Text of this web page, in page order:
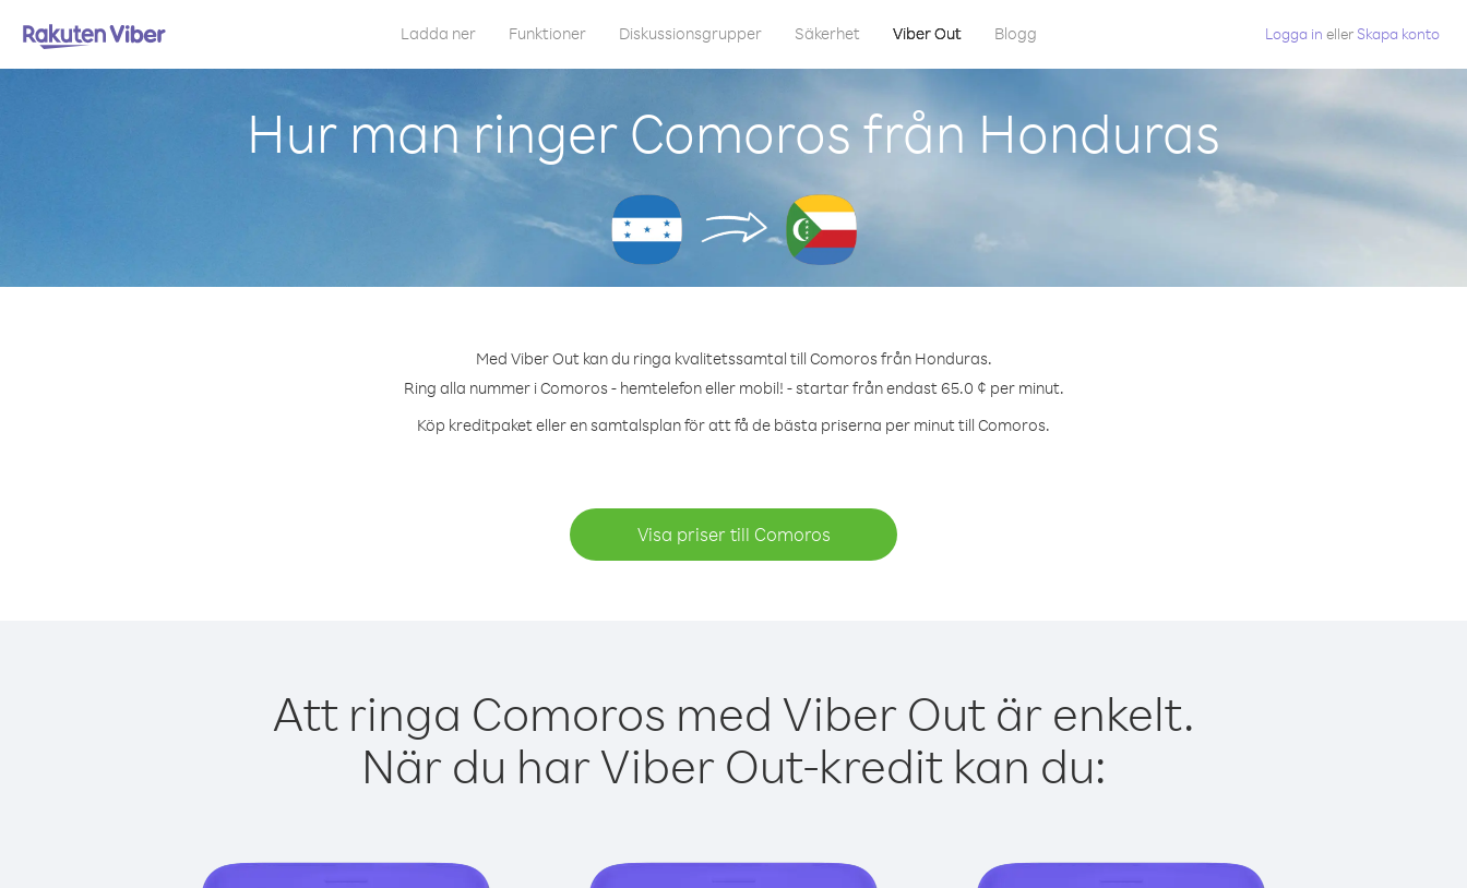
Ladda ner Funktioner Diskussionsgrupper Säkerhet Viber Out Blogg Logga in eller Skapa konto
Hur man ringer Comoros från Honduras
Med Viber Out kan du ringa kvalitetssamtal till Comoros från Honduras.
Ring alla nummer i Comoros - hemtelefon eller mobil! - startar från endast 65.0 ¢ per minut.
Köp kreditpaket eller en samtalsplan för att få de bästa priserna per minut till Comoros.
Visa priser till Comoros
Att ringa Comoros med Viber Out är enkelt.
När du har Viber Out-kredit kan du: